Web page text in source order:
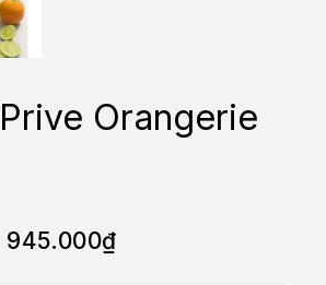
Orangerie
945.000₫